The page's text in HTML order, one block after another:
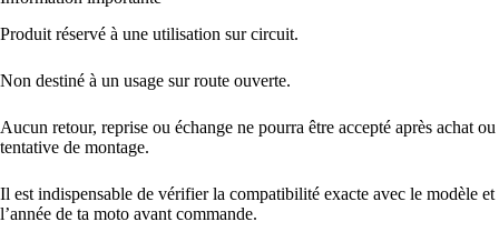
Produit réservé à une utilisation sur circuit.
Non destiné à un usage sur route ouverte.
Aucun retour, reprise ou échange ne pourra être accepté après achat ou
tentative de montage.
Il est indispensable de vérifier la compatibilité exacte avec le modèle et
l’année de ta moto avant commande.